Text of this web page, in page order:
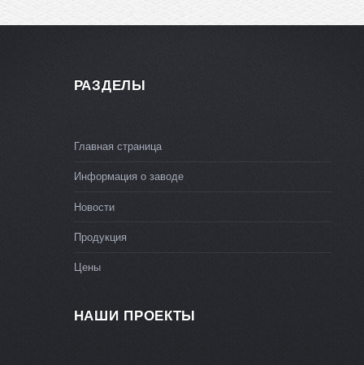
РАЗДЕЛЫ
Главная страница
Информация о заводе
Новости
Продукция
Цены
НАШИ ПРОЕКТЫ